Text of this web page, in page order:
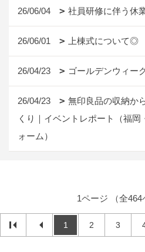
26/06/04 社員研修に伴う休
26/06/01 上棟式について◎
26/04/23 ゴールデンウィー
26/04/23
無印良品の収納か
くり｜イベントレポート（福
ォーム）
1ページ （全464
1 2 3